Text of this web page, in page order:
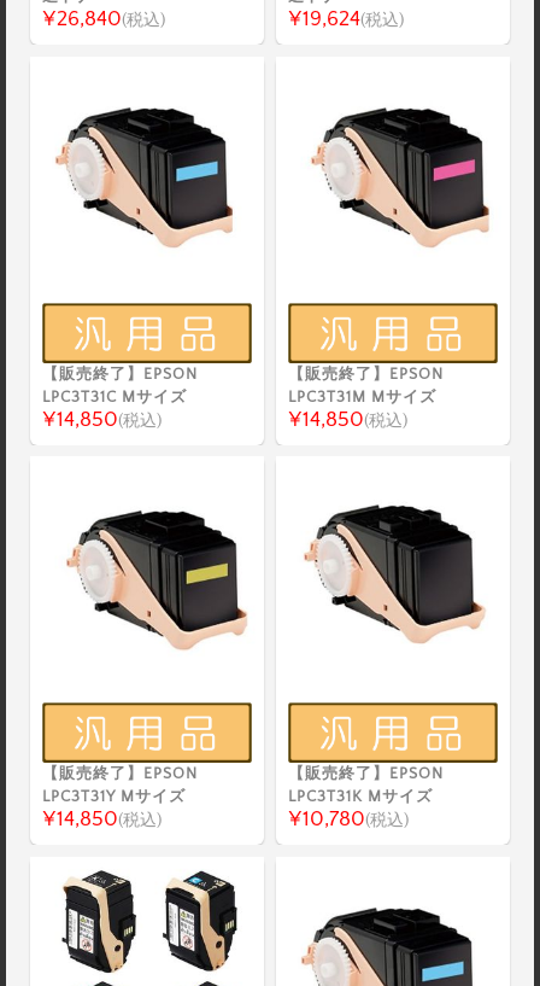
¥26,840(税込) ¥19,624(税込)
【販売終了】EPSON
LPC3T31C Mサイズ
¥14,850(税込)
【販売終了】EPSON
LPC3T31M Mサイズ
¥14,850(税込)
【販売終了】EPSON
LPC3T31Y Mサイズ
¥14,850(税込)
【販売終了】EPSON
LPC3T31K Mサイズ
¥10,780(税込)